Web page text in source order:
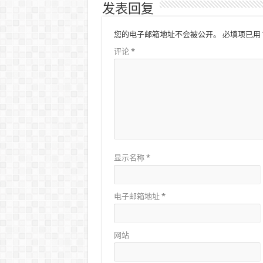
发表回复
您的电子邮箱地址不会被公开。 必填项已用
评论 *
显示名称 *
电子邮箱地址 *
网站